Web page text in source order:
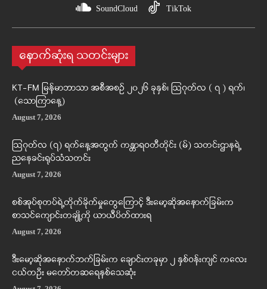
SoundCloud TikTok
နောက်ဆုံးရ သတင်းများ
KT-FM မြန်မာဘာသာ အစီအစဉ် ၂၀၂၆ ခုနှစ်၊ ဩဂုတ်လ ( ၇ ) ရက်၊
(သောကြာနေ့)
August 7, 2026
ဩဂုတ်လ (၇) ရက်နေ့အတွက် ကန္တာရဝတီတိုင်း (မ်) သတင်းဌာနရဲ့
ညနေခင်းရုပ်သံသတင်း
August 7, 2026
စစ်အုပ်စုတပ်ရဲ့တိုက်ခိုက်မှုတွေကြောင့် ဒီးမော့ဆိုအနောက်ခြမ်းက
စာသင်ကျောင်းတချို့ကို ယာယီပိတ်ထားရ
August 7, 2026
ဒီးမော့ဆိုအနောက်ဘက်ခြမ်းက ချောင်းတခုမှာ ၂ နှစ်ဝန်းကျင် ကလေး
ငယ်တဦး မတော်တဆရေနစ်သေဆုံး